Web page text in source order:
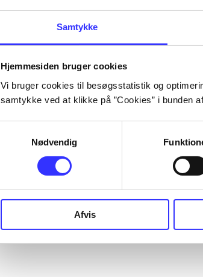
Samtykke
Hjemmesiden bruger cookies
Vi bruger cookies til besøgsstatistik og
samtykke ved at klikke på ”Cookies” i bunden
Nødvendig
Afvis
...